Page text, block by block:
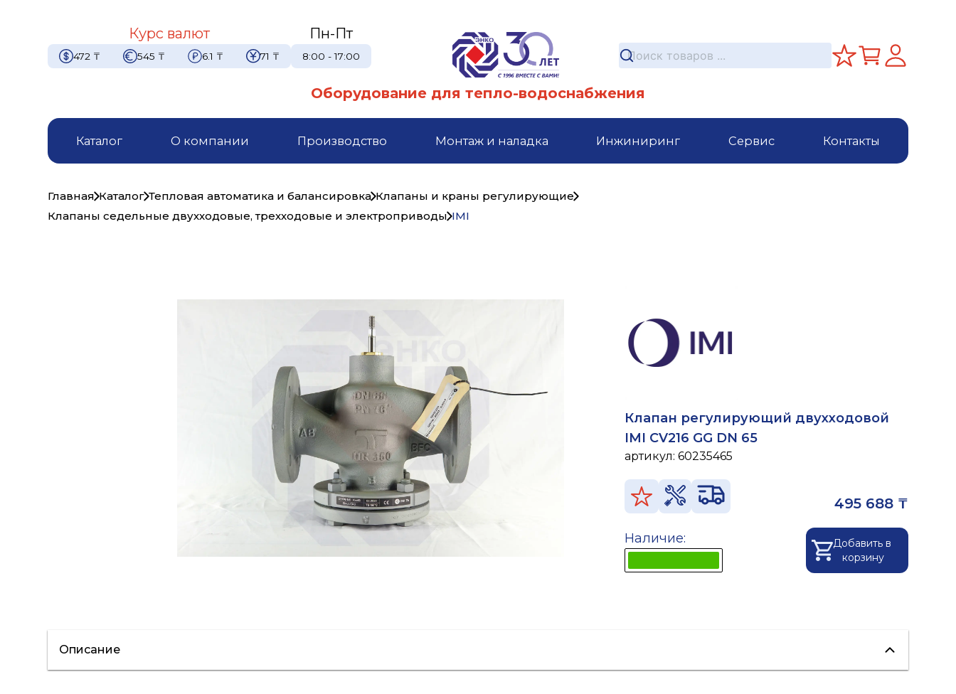
Курс валют
472 ₸ 545 ₸ 6.1 ₸ 71 ₸
Пн-Пт
8:00 - 17:00
Оборудование для тепло-водоснабжения
Каталог О компании Производство Монтаж и наладка Инжиниринг Сервис Контакты
Главная Каталог Тепловая автоматика и балансировка Клапаны и краны регулирующие
Клапаны седельные двухходовые, трехходовые и электроприводы IMI
Клапан регулирующий двухходовой
IMI CV216 GG DN 65
артикул: 60235465
495 688 ₸
Наличие:
Добавить в
корзину
Описание